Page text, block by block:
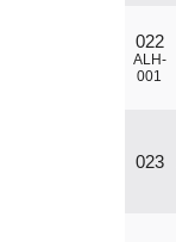
022
ALH-
001
023